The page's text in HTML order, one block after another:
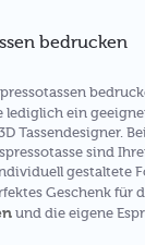
bedrucken
lediglich ein
Tassendesigner.
sind
gestaltete
Geschenk für
und die eigene